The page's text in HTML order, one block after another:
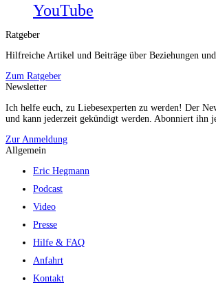
YouTube
Ratgeber
Hilfreiche Artikel und Beiträge über Beziehungen
Zum Ratgeber
Newsletter
Ich helfe euch, zu Liebesexperten zu werden! Der
und kann jederzeit gekündigt werden. Abonniert ihn
Zur Anmeldung
Allgemein
Eric Hegmann
Podcast
Video
Presse
Hilfe & FAQ
Anfahrt
Kontakt